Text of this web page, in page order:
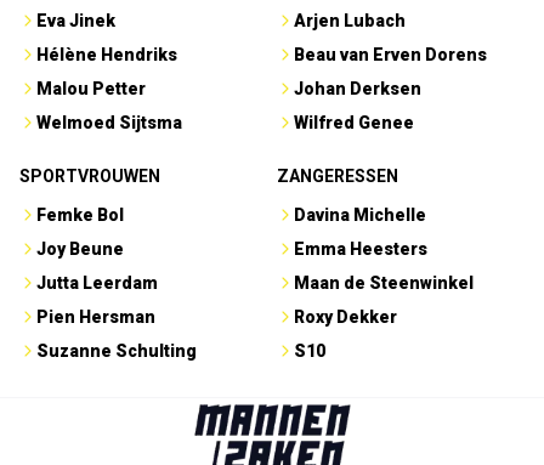
Eva Jinek
Hélène Hendriks
Malou Petter
Welmoed Sijtsma
Arjen Lubach
Beau van Erven Dorens
Johan Derksen
Wilfred Genee
SPORTVROUWEN
Femke Bol
Joy Beune
Jutta Leerdam
Pien Hersman
Suzanne Schulting
ZANGERESSEN
Davina Michelle
Emma Heesters
Maan de Steenwinkel
Roxy Dekker
S10